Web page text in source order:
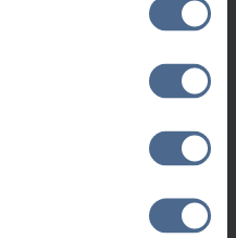
Neufelden
Datum
30.07.2026